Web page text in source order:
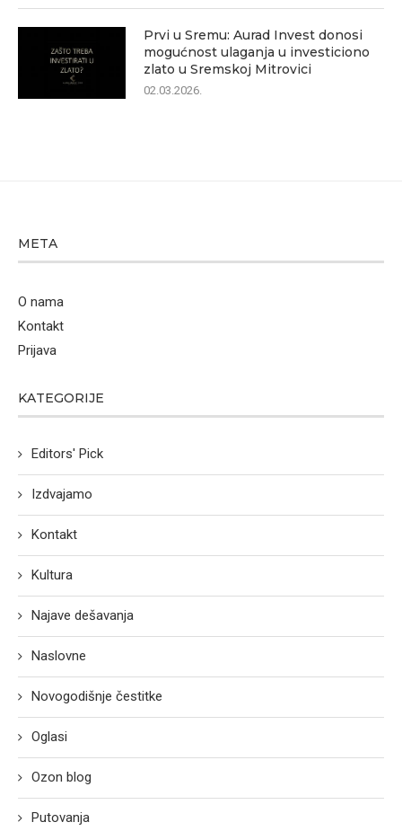
Prvi u Sremu: Aurad Invest donosi
mogućnost ulaganja u investiciono
zlato u Sremskoj Mitrovici
02.03.2026.
META
O nama
Kontakt
Prijava
KATEGORIJE
Editors' Pick
Izdvajamo
Kontakt
Kultura
Najave dešavanja
Naslovne
Novogodišnje čestitke
Oglasi
Ozon blog
Putovanja